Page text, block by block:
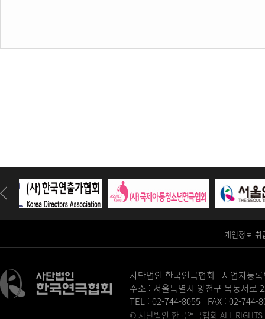
개인정보 취
사단법인 한국연극협회 사업자등
주소 : 서울특별시 양천구 목동서로
TEL : 02-744-8055 FAX : 02-
© 사단법인 한국연극협회 ALL RIGHTS